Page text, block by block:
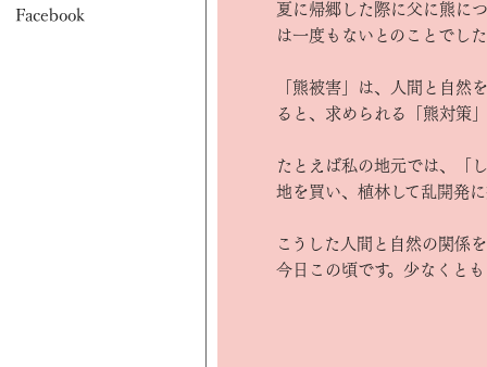
夏に帰郷した際に父に熊に
は一度もないとのことでし
「熊被害」は、人間と自然
ると、求められる「熊対策
たとえば私の地元では、「
地を買い、植林して乱開発
こうした人間と自然の関係
今日この頃です。少なくと